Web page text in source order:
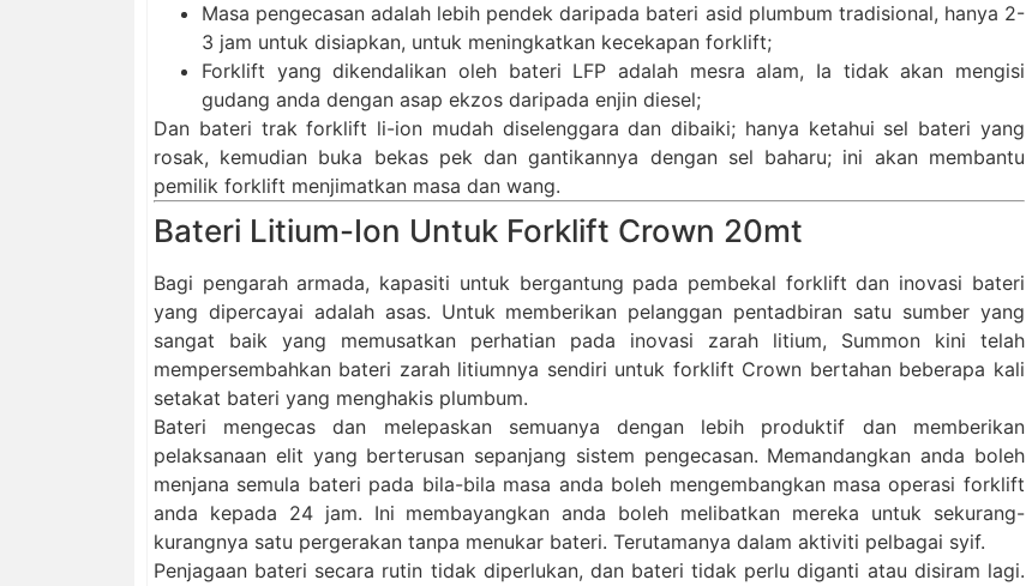
Masa pengecasan adalah lebih pendek daripada bateri asid plumbum tradisional, hanya 2-
3 jam untuk disiapkan, untuk meningkatkan kecekapan forklift;
Forklift yang dikendalikan oleh bateri LFP adalah mesra alam, Ia tidak akan mengisi
gudang anda dengan asap ekzos daripada enjin diesel;
Dan bateri trak forklift li-ion mudah diselenggara dan dibaiki; hanya ketahui sel bateri yang
rosak, kemudian buka bekas pek dan gantikannya dengan sel baharu; ini akan membantu
pemilik forklift menjimatkan masa dan wang.
Bateri Litium-Ion Untuk Forklift Crown 20mt
Bagi pengarah armada, kapasiti untuk bergantung pada pembekal forklift dan inovasi bateri
yang dipercayai adalah asas. Untuk memberikan pelanggan pentadbiran satu sumber yang
sangat baik yang memusatkan perhatian pada inovasi zarah litium, Summon kini telah
mempersembahkan bateri zarah litiumnya sendiri untuk forklift Crown bertahan beberapa kali
setakat bateri yang menghakis plumbum.
Bateri mengecas dan melepaskan semuanya dengan lebih produktif dan memberikan
pelaksanaan elit yang berterusan sepanjang sistem pengecasan. Memandangkan anda boleh
menjana semula bateri pada bila-bila masa anda boleh mengembangkan masa operasi forklift
anda kepada 24 jam. Ini membayangkan anda boleh melibatkan mereka untuk sekurang-
kurangnya satu pergerakan tanpa menukar bateri. Terutamanya dalam aktiviti pelbagai syif.
Penjagaan bateri secara rutin tidak diperlukan, dan bateri tidak perlu diganti atau disiram lagi.